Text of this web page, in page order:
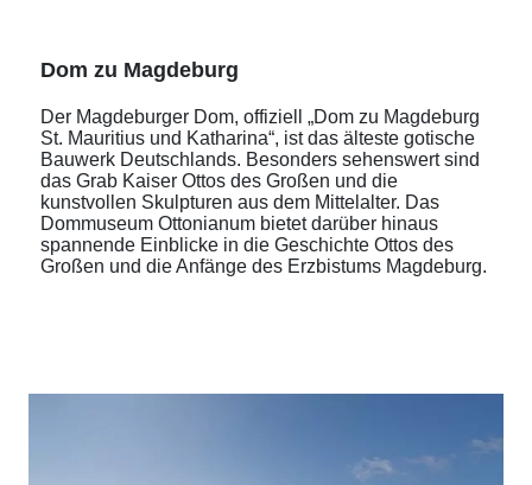
Dom zu Magdeburg
Der Magdeburger Dom, offiziell „Dom zu Magdeburg
St. Mauritius und Katharina“, ist das älteste gotische
Bauwerk Deutschlands. Besonders sehenswert sind
das Grab Kaiser Ottos des Großen und die
kunstvollen Skulpturen aus dem Mittelalter. Das
Dommuseum Ottonianum bietet darüber hinaus
spannende Einblicke in die Geschichte Ottos des
Großen und die Anfänge des Erzbistums Magdeburg.